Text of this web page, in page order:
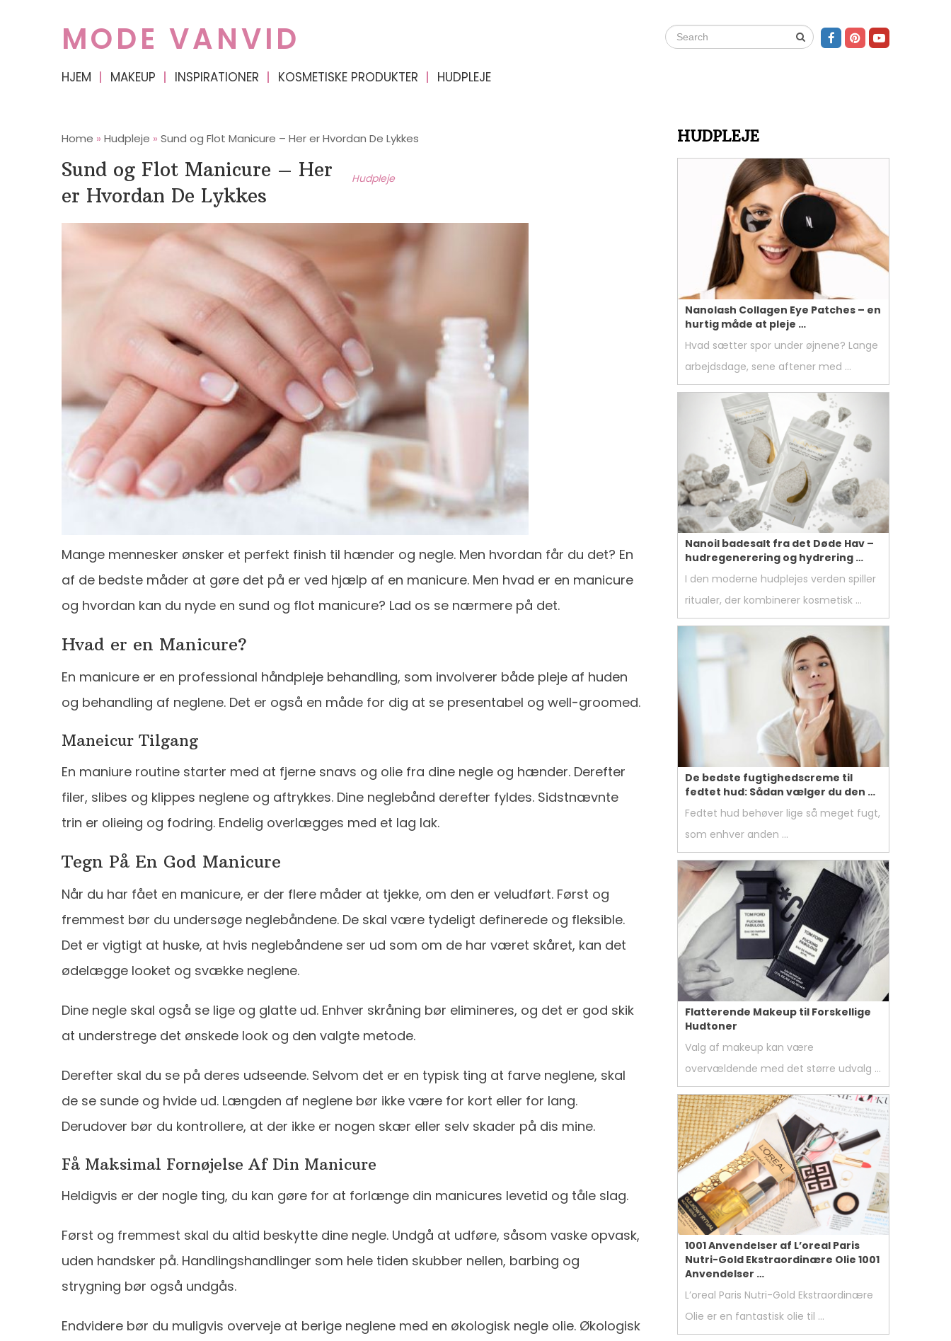
MODE VANVID
HJEM MAKEUP INSPIRATIONER KOSMETISKE PRODUKTER HUDPLEJE
Home » Hudpleje » Sund og Flot Manicure – Her er Hvordan De Lykkes
Sund og Flot Manicure – Her
er Hvordan De Lykkes
Hudpleje
Mange mennesker ønsker et perfekt finish til hænder og negle. Men hvordan får du det? En
af de bedste måder at gøre det på er ved hjælp af en manicure. Men hvad er en manicure
og hvordan kan du nyde en sund og flot manicure? Lad os se nærmere på det.
Hvad er en Manicure?
En manicure er en professional håndpleje behandling, som involverer både pleje af huden
og behandling af neglene. Det er også en måde for dig at se presentabel og well-groomed.
Maneicur Tilgang
En maniure routine starter med at fjerne snavs og olie fra dine negle og hænder. Derefter
filer, slibes og klippes neglene og aftrykkes. Dine neglebånd derefter fyldes. Sidstnævnte
trin er olieing og fodring. Endelig overlægges med et lag lak.
Tegn På En God Manicure
Når du har fået en manicure, er der flere måder at tjekke, om den er veludført. Først og
fremmest bør du undersøge neglebåndene. De skal være tydeligt definerede og fleksible.
Det er vigtigt at huske, at hvis neglebåndene ser ud som om de har været skåret, kan det
ødelægge looket og svække neglene.
Dine negle skal også se lige og glatte ud. Enhver skråning bør elimineres, og det er god skik
at understrege det ønskede look og den valgte metode.
Derefter skal du se på deres udseende. Selvom det er en typisk ting at farve neglene, skal
de se sunde og hvide ud. Længden af ​​neglene bør ikke være for kort eller for lang.
Derudover bør du kontrollere, at der ikke er nogen skær eller selv skader på dis mine.
Få Maksimal Fornøjelse Af Din Manicure
Heldigvis er der nogle ting, du kan gøre for at forlænge din manicures levetid og tåle slag.
Først og fremmest skal du altid beskytte dine negle. Undgå at udføre, såsom vaske opvask,
uden handsker på. Handlingshandlinger som hele tiden skubber nellen, barbing og
strygning bør også undgås.
Endvidere bør du muligvis overveje at berige neglene med en økologisk negle olie. Økologisk
HUDPLEJE
Nanolash Collagen Eye Patches – en
hurtig måde at pleje …
Hvad sætter spor under øjnene? Lange
arbejdsdage, sene aftener med …
Nanoil badesalt fra det Døde Hav –
hudregenerering og hydrering …
I den moderne hudplejes verden spiller
ritualer, der kombinerer kosmetisk …
De bedste fugtighedscreme til
fedtet hud: Sådan vælger du den …
Fedtet hud behøver lige så meget fugt,
som enhver anden …
Flatterende Makeup til Forskellige
Hudtoner
Valg af makeup kan være
overvældende med det større udvalg …
1001 Anvendelser af L’oreal Paris
Nutri-Gold Ekstraordinære Olie 1001
Anvendelser …
L’oreal Paris Nutri-Gold Ekstraordinære
Olie er en fantastisk olie til …